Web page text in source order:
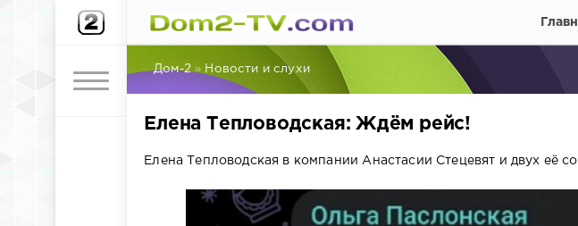
Дом-2 » Новости и слухи
Елена Тепловодская: Ждём рейс!
Елена Тепловодская в компании Анастасии Стецевят и двух её